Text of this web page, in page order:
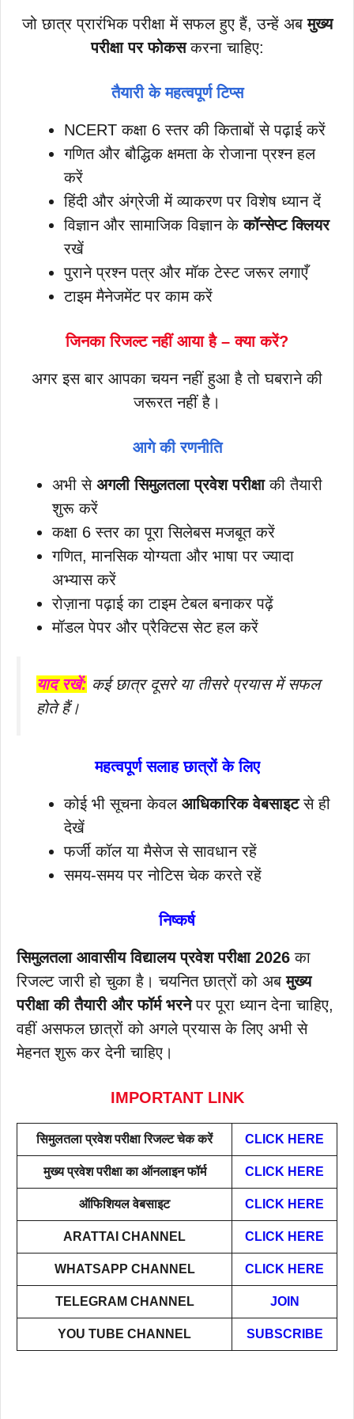
जो छात्र प्रारंभिक परीक्षा में सफल हुए हैं, उन्हें अबमुख्य
परीक्षा पर फोकसकरना चाहिए:
तैयारी के महत्वपूर्ण टिप्स
NCERT कक्षा 6 स्तर की किताबों से पढ़ाई करें
गणित और बौद्धिक क्षमता के रोजाना प्रश्न हल
करें
हिंदी और अंग्रेजी में व्याकरण पर विशेष ध्यान दें
विज्ञान और सामाजिक विज्ञान केकॉन्सेप्ट क्लियर
रखें
पुराने प्रश्न पत्र और मॉक टेस्ट जरूर लगाएँ
टाइम मैनेजमेंट पर काम करें
जिनका रिजल्ट नहीं आया है – क्या करें?
अगर इस बार आपका चयन नहीं हुआ है तो घबराने की
जरूरत नहीं है।
आगे की रणनीति
अभी से अगली सिमुलतला प्रवेश परीक्षाकी तैयारी
शुरू करें
कक्षा 6 स्तर का पूरा सिलेबस मजबूत करें
गणित, मानसिक योग्यता और भाषा पर ज्यादा
अभ्यास करें
रोज़ाना पढ़ाई का टाइम टेबल बनाकर पढ़ें
मॉडल पेपर और प्रैक्टिस सेट हल करें
याद रखें: कई छात्र दूसरे या तीसरे प्रयास में सफल
होते हैं।
महत्वपूर्ण सलाह छात्रों के लिए
कोई भी सूचना केवल आधिकारिक वेबसाइटसे ही
देखें
फर्जी कॉल या मैसेज से सावधान रहें
समय-समय पर नोटिस चेक करते रहें
निष्कर्ष
सिमुलतला आवासीय विद्यालय प्रवेश परीक्षा 2026 का
रिजल्ट जारी हो चुका है। चयनित छात्रों को अबमुख्य
परीक्षा की तैयारी और फॉर्म भरनेपर पूरा ध्यान देना चाहिए,
वहीं असफल छात्रों को अगले प्रयास के लिए अभी से
मेहनत शुरू कर देनी चाहिए।
IMPORTANT LINK
सिमुलतला प्रवेश परीक्षा रिजल्ट चेक करें CLICK HERE
मुख्य प्रवेश परीक्षा का ऑनलाइन फॉर्म CLICK HERE
ऑफिशियल वेबसाइट CLICK HERE
ARATTAI CHANNEL CLICK HERE
WHATSAPP CHANNEL CLICK HERE
TELEGRAM CHANNEL JOIN
YOU TUBE CHANNEL SUBSCRIBE